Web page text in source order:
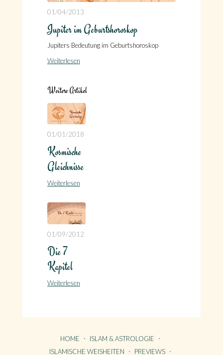
01/04/2013
Jupiter im Geburtshoroskop
Jupiters Bedeutung im Geburtshoroskop
Weiterlesen
Weitere Artikel
01/01/2018
Kosmische
Gleichnisse
Weiterlesen
01/09/2012
Die 7
Kapitel
Weiterlesen
HOME
ISLAM & ASTROLOGIE
ISLAMISCHE WEISHEITEN
PREVIEWS